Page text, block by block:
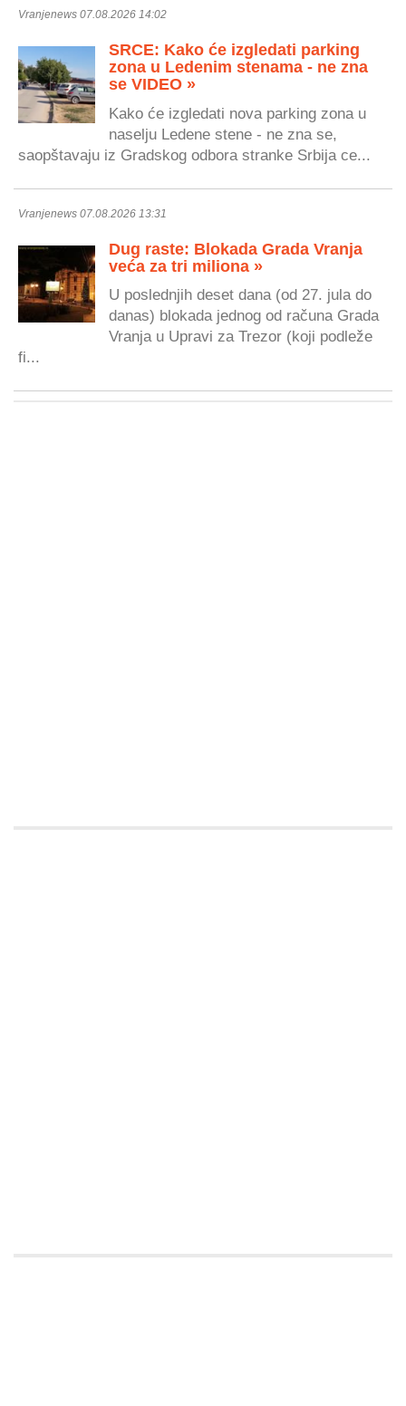
Vranjenews 07.08.2026 14:02
SRCE: Kako će izgledati parking
zona u Ledenim stenama - ne zna
se VIDEO »
Kako će izgledati nova parking zona u
naselju Ledene stene - ne zna se,
saopštavaju iz Gradskog odbora stranke Srbija ce...
Vranjenews 07.08.2026 13:31
Dug raste: Blokada Grada Vranja
veća za tri miliona »
U poslednjih deset dana (od 27. jula do
danas) blokada jednog od računa Grada
Vranja u Upravi za Trezor (koji podleže
fi...